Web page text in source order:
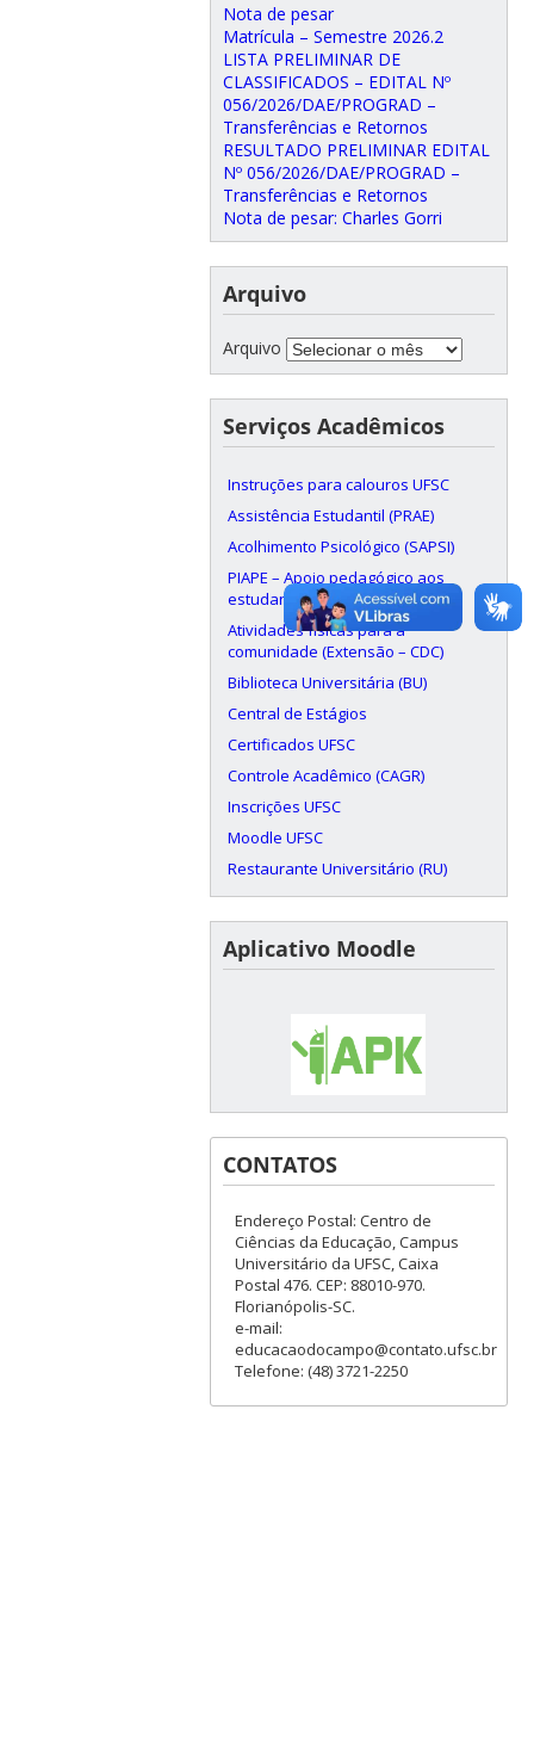
Nota de pesar
Matrícula – Semestre 2026.2
LISTA PRELIMINAR DE
CLASSIFICADOS – EDITAL Nº
056/2026/DAE/PROGRAD –
Transferências e Retornos
RESULTADO PRELIMINAR EDITAL
Nº 056/2026/DAE/PROGRAD –
Transferências e Retornos
Nota de pesar: Charles Gorri
Arquivo
Arquivo
Serviços Acadêmicos
Instruções para calouros UFSC
Assistência Estudantil (PRAE)
Acolhimento Psicológico (SAPSI)
PIAPE – Apoio pedagógico aos
estudantes
Atividades físicas para a
comunidade (Extensão – CDC)
Biblioteca Universitária (BU)
Central de Estágios
Certificados UFSC
Controle Acadêmico (CAGR)
Inscrições UFSC
Moodle UFSC
Restaurante Universitário (RU)
Aplicativo Moodle
CONTATOS
Endereço Postal: Centro de
Ciências da Educação, Campus
Universitário da UFSC, Caixa
Postal 476. CEP: 88010-970.
Florianópolis-SC.
e-mail:
educacaodocampo@contato.ufsc.br
Telefone: (48) 3721-2250